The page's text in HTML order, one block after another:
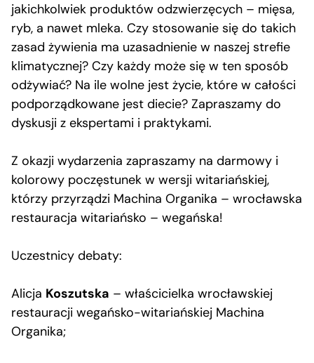
jakichkolwiek produktów odzwierzęcych – mięsa,
ryb, a nawet mleka. Czy stosowanie się do takich
zasad żywienia ma uzasadnienie w naszej strefie
klimatycznej? Czy każdy może się w ten sposób
odżywiać? Na ile wolne jest życie, które w całości
podporządkowane jest diecie? Zapraszamy do
dyskusji z ekspertami i praktykami.
Z okazji wydarzenia zapraszamy na darmowy i
kolorowy poczęstunek w wersji witariańskiej,
którzy przyrządzi Machina Organika – wrocławska
restauracja witariańsko – wegańska!
Uczestnicy debaty:
Alicja Koszutska – właścicielka wrocławskiej
restauracji wegańsko-witariańskiej Machina
Organika;